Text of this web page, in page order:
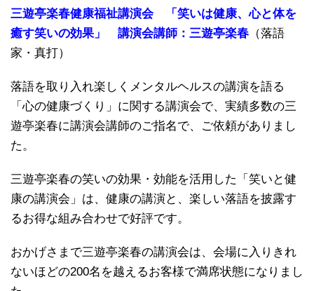
三遊亭楽春健康福祉講演会 「笑いは健康、心と体を
癒す笑いの効果」 講演会講師：三遊亭楽春 （落語
家・真打）
落語を取り入れ楽しくメンタルヘルスの講演を語る
「心の健康づくり」に関する講演会で、実績多数の三
遊亭楽春に講演会講師のご指名で、ご依頼がありまし
た。
三遊亭楽春の笑いの効果・効能を活用した「笑いと健
康の講演会」は、健康の講演と、楽しい落語を披露す
るお得な組み合わせで好評です。
おかげさまで三遊亭楽春の講演会は、会場に入りきれ
ないほどの200名を越えるお客様で満席状態になりまし